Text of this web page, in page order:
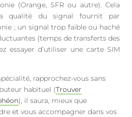
(Orange, SFR ou autre). Cela
qualité du signal fournit par
; un signal trop faible ou haché
(temps de transferts des
essayer d’utiliser une carte SIM
rapprochez-vous sans
habituel (Trouver
), il saura, mieux que
et vous accompagner dans vos